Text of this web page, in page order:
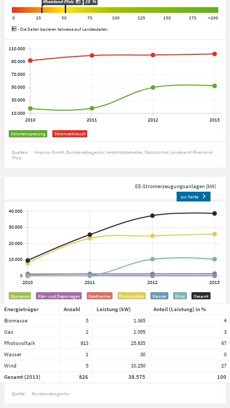
Rheinland-Pfalz 28 %
0 25 50 75 100 125 150 175
>200
- Die Daten basieren teilweise auf Landesdaten.
Stromeinspeisung Stromverbrauch
Quellen: Amprion GmbH Bundesnetzagentur Verteilnetzbetreiber Statistisches Landesamt Rheinland-
Pfalz
EE-Stromerzeugungsanlagen (kW)
zur Karte
Biomasse Klär- und Deponiegas Geothermie Photovoltaik Wasser Wind Gesamt
Energieträger Anzahl Leistung (kW)
Anteil (Leistung) in %
Biomasse
5 1.365
4
Gas
2 1.095
3
Photovoltaik
813 25.835
67
Wasser
1 30
0
Wind
5 10.250
27
Gesamt (2013)
826 38.575 100
Quelle: Bundesnetzagentur